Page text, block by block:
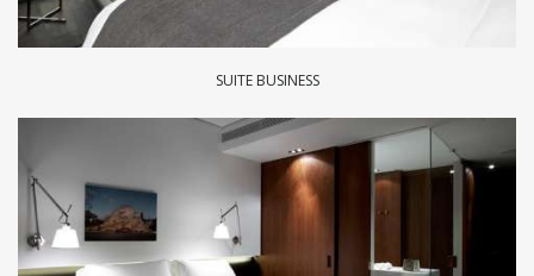
SUITE BUSINESS